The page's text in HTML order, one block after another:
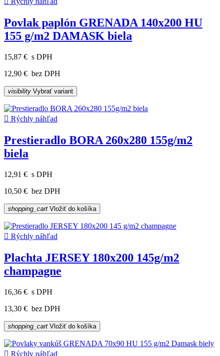
Povlak paplón GRENADA 140x200 HU
155 g/m2 DAMASK biela
15,87 € s DPH
12,90 € bez DPH
visibility Vybrať variant
 Rýchly náhľad
Prestieradlo BORA 260x280 155g/m2
biela
12,91 € s DPH
10,50 € bez DPH
shopping_cart Vložiť do košíka
 Rýchly náhľad
Plachta JERSEY 180x200 145g/m2
champagne
16,36 € s DPH
13,30 € bez DPH
shopping_cart Vložiť do košíka
 Rýchly náhľad